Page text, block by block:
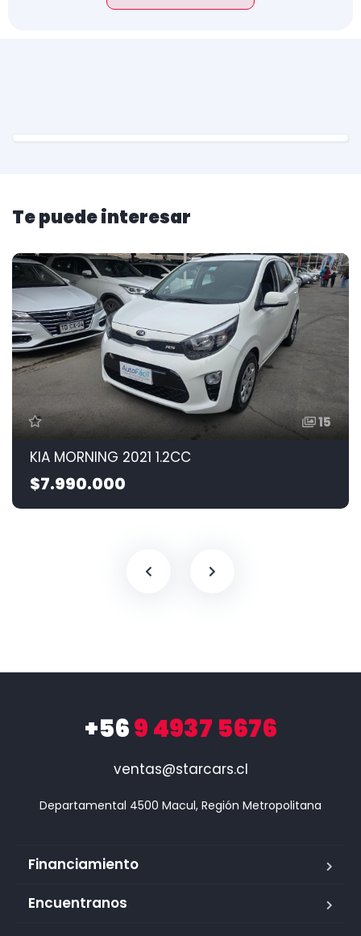
Te puede interesar
15
KIA MORNING 2021 1.2CC
$7.990.000
+569 4937 5676
ventas@starcars.cl
Financiamiento
Encuentranos